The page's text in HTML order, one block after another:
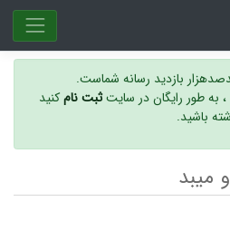
بازدید رسانه شماست.
، به طور رایگان در سایتثبت نامکنید
باشید.
میبد